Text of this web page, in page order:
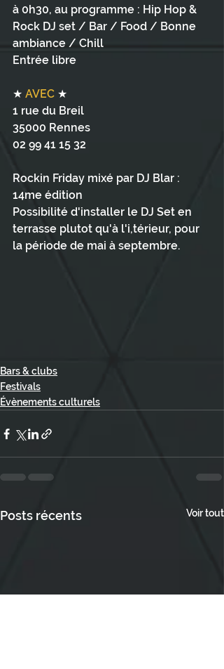
à 0h30, au programme : Hip Hop &
Rock DJ set / Bar / Food / Bonne
ambiance / Chill
Entrée libre
★ AVEC ★
1 rue du Breil
35000 Rennes
02 99 41 15 32
Rockin Friday mixé par DJ Blar :
14me édition
Possibilité d'installer le DJ Set en
terrasse plutot qu'à l'i,térieur, pour
la période de mai à septembre.
Bars & clubs
Festivals
Évènements culturels
Posts récents Voir tout